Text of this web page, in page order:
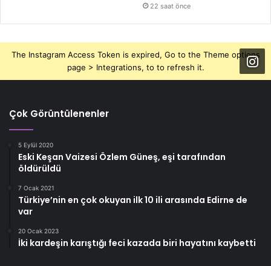
22 saat önce
The Instagram Access Token is expired, Go to the Theme options
page > Integrations, to to refresh it.
Çok Görüntülenenler
5 Eylül 2020
Eski Keşan Vaizesi Özlem Güneş, eşi tarafından
öldürüldü
7 Ocak 2021
Türkiye’nin en çok okuyan ilk 10 ili arasında Edirne de
var
20 Ocak 2023
İki kardeşin karıştığı feci kazada biri hayatını kaybetti